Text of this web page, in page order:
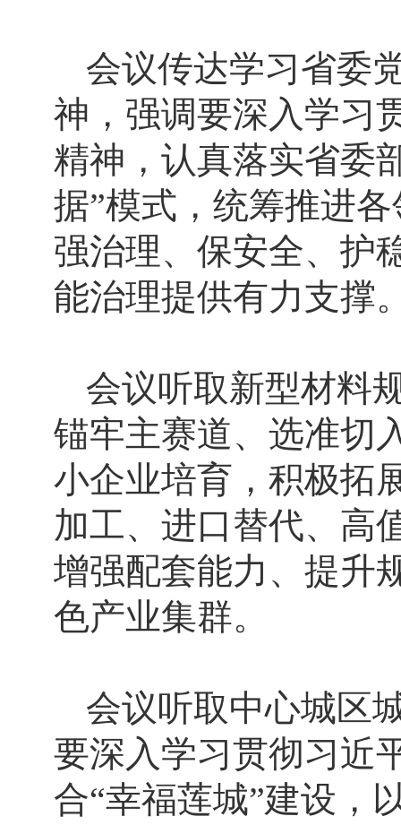
会议传达学习省委
神，强调要深入学习
精神，认真落实省委
据”模式，统筹推进
强治理、保安全、护
能治理提供有力支撑
会议听取新型材料
锚牢主赛道、选准切
小企业培育，积极拓
加工、进口替代、高
增强配套能力、提升
色产业集群。
会议听取中心城区
要深入学习贯彻习近
合“幸福莲城”建设，